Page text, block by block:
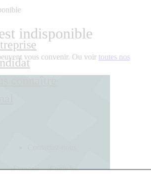
Français English
indisponible
vous convenir. Ou voir toutes nos